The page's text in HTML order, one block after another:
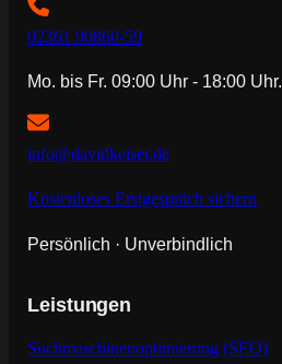
02361 90860-59
Mo. bis Fr. 09:00 Uhr - 18:00 Uhr.
info@davidkeiser.de
Kostenloses Erstgespräch sichern
Persönlich · Unverbindlich
Leistungen
Suchmaschinenoptimierung (SEO)